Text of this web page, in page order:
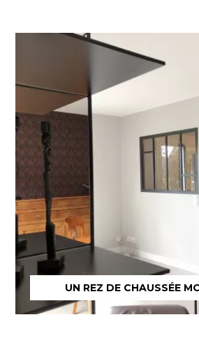
UN REZ DE CHAUSSÉE